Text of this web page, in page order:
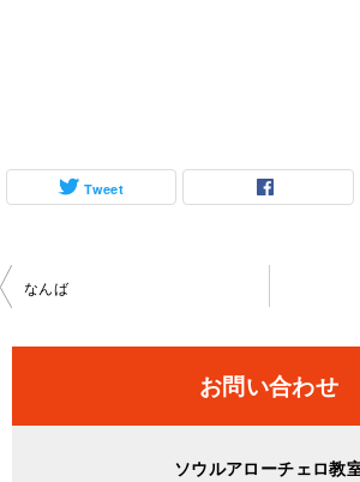
Tweet
投
ビ
なんば
お問い合わせ
ソウルアローチェロ教